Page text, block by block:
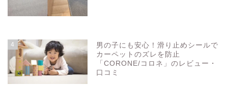
4
男の子にも安心！滑り止めシールで
カーペットのズレを防止
「CORONE/コロネ」のレビュー・
口コミ